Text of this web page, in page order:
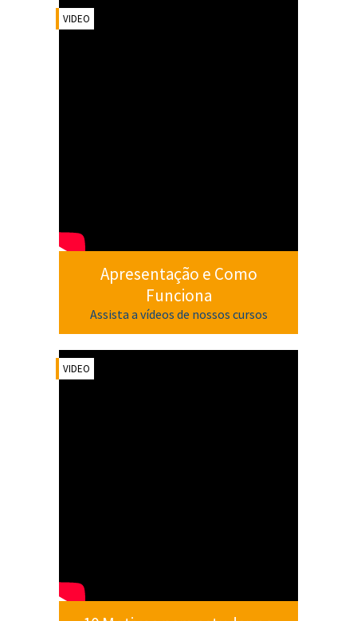
VIDEO
Apresentação e Como
Funciona
Assista a vídeos de nossos cursos
VIDEO